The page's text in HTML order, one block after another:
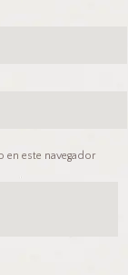
este navegador